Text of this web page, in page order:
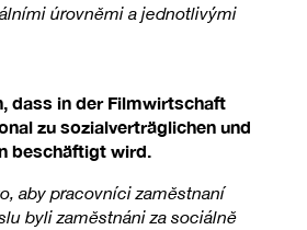
úrovněmi a jednotlivými
dass in der Filmwirtschaft
zu sozialverträglichen und
beschäftigt wird.
aby pracovníci zaměstnaní
byli zaměstnáni za sociálně